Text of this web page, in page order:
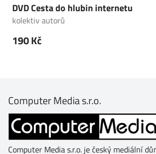
DVD Cesta do hlubin internetu
kolektiv autorů
190 Kč
Computer Media s.r.o.
Computer Media s.r.o. je český mediální